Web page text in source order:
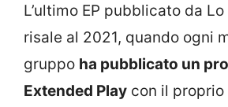
L’ultimo EP pubblicato da
risale al 2021, quando ogni
gruppo ha pubblicato un
Extended Play con il proprio